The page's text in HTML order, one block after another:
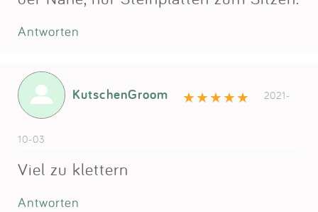
Antworten
KutschenGroom 2021-
10-03
Viel zu klettern
Antworten